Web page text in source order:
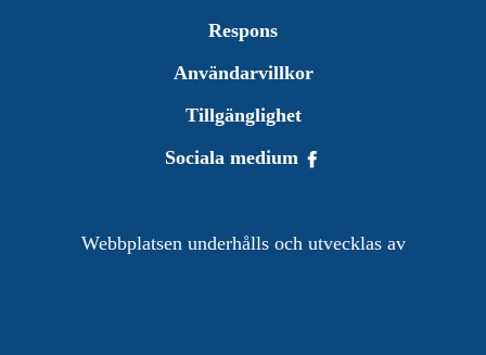
Respons
Användarvillkor
Tillgänglighet
Sociala medium
Webbplatsen underhålls och utvecklas av